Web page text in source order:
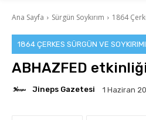
Ana Sayfa Sürgün Soykırım 1864
1864 ÇERKES SÜRGÜN VE SOYKIRIMI
ABHAZFED
Jineps Gazetesi 1 Haziran